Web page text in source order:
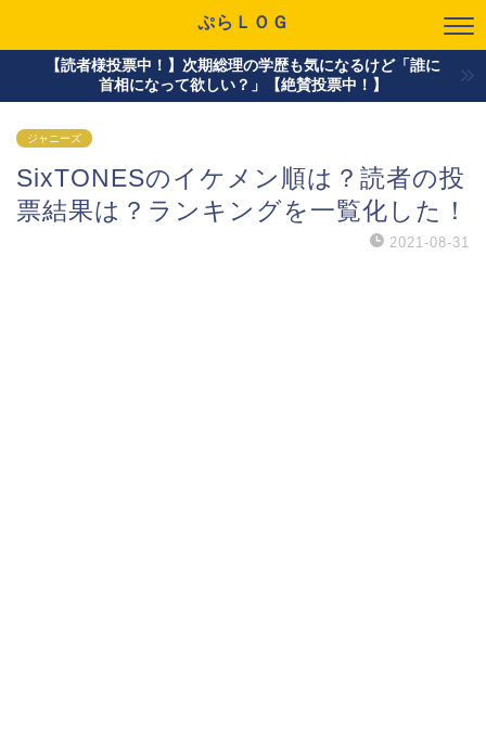
ぷらＬＯＧ
【読者様投票中！】次期総理の学歴も気になるけど「誰に
首相になって欲しい？」【絶賛投票中！】
ジャニーズ
SixTONESのイケメン順は？読者の投
票結果は？ランキングを一覧化した！
2021-08-31